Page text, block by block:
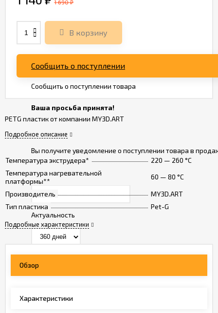
PETG пластик от компании MY3D.ART
Подробное описание
Температура экструдера*
220 — 260 °C
Температура нагревательной
платформы**
60 — 80 °C
Производитель
MY3D.ART
Тип пластика
Pet-G
Подробные характеристики
1 690₽
В корзину
Сообщить о поступлении
Сообщить о поступлении товара
Ваша просьба принята!
Вы получите уведомление о поступлении товара в
Ваш E-Mail
Актуальность
Проверка...
Обзор
Характеристики